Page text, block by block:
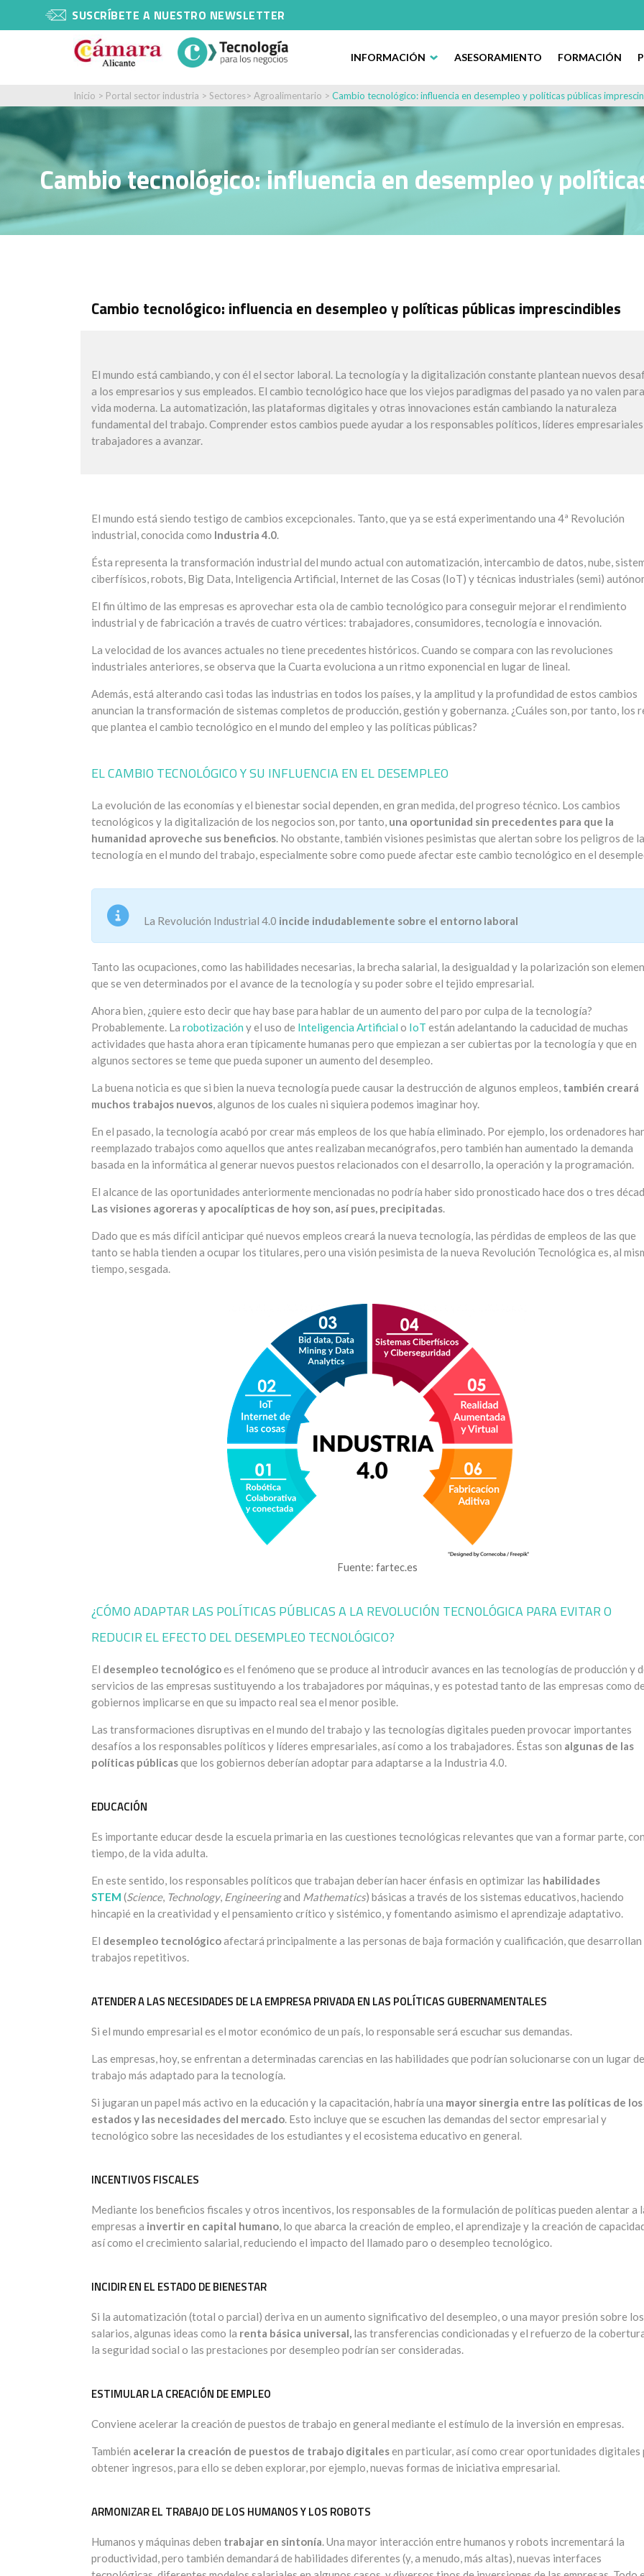
SUSCRÍBETE A NUESTRO NEWSLETTER
INFORMACIÓN ASESORAMIENTO FORMACIÓN
Inicio > Portal sector industria > Sectores> Agroalimentario > Cambio tecnológico: influencia en desempleo y políticas públicas
Cambio tecnológico: influencia en desempleo y
Cambio tecnológico: influencia en desempleo y políticas públicas imprescindibles
El mundo está cambiando, y con él el sector laboral. La tecnología y la digitalización constante plantean nuevos
a los empresarios y sus empleados. El cambio tecnológico hace que los viejos paradigmas del pasado ya no valen
vida moderna. La automatización, las plataformas digitales y otras innovaciones están cambiando la naturaleza
fundamental del trabajo. Comprender estos cambios puede ayudar a los responsables políticos, líderes
trabajadores a avanzar.
El mundo está siendo testigo de cambios excepcionales. Tanto, que ya se está experimentando una 4ª Revolución
industrial, conocida como Industria 4.0.
Ésta representa la transformación industrial del mundo actual con automatización, intercambio de datos, nube,
ciberfísicos, robots, Big Data, Inteligencia Artificial, Internet de las Cosas (IoT) y técnicas industriales (semi)
El fin último de las empresas es aprovechar esta ola de cambio tecnológico para conseguir mejorar el rendimiento
industrial y de fabricación a través de cuatro vértices: trabajadores, consumidores, tecnología e innovación.
La velocidad de los avances actuales no tiene precedentes históricos. Cuando se compara con las revoluciones
industriales anteriores, se observa que la Cuarta evoluciona a un ritmo exponencial en lugar de lineal.
Además, está alterando casi todas las industrias en todos los países, y la amplitud y la profundidad de estos cambios
anuncian la transformación de sistemas completos de producción, gestión y gobernanza. ¿Cuáles son, por tanto, los
que plantea el cambio tecnológico en el mundo del empleo y las políticas públicas?
EL CAMBIO TECNOLÓGICO Y SU INFLUENCIA EN EL DESEMPLEO
La evolución de las economías y el bienestar social dependen, en gran medida, del progreso técnico. Los cambios
tecnológicos y la digitalización de los negocios son, por tanto, una oportunidad sin precedentes para que la
humanidad aproveche sus beneficios. No obstante, también visiones pesimistas que alertan sobre los peligros de la
tecnología en el mundo del trabajo, especialmente sobre como puede afectar este cambio tecnológico en el
La Revolución Industrial 4.0 incide indudablemente sobre el entorno laboral
Tanto las ocupaciones, como las habilidades necesarias, la brecha salarial, la desigualdad y la polarización son
que se ven determinados por el avance de la tecnología y su poder sobre el tejido empresarial.
Ahora bien, ¿quiere esto decir que hay base para hablar de un aumento del paro por culpa de la tecnología?
Probablemente. La robotización y el uso de Inteligencia Artificial o IoT están adelantando la caducidad de muchas
actividades que hasta ahora eran típicamente humanas pero que empiezan a ser cubiertas por la tecnología y que en
algunos sectores se teme que pueda suponer un aumento del desempleo.
La buena noticia es que si bien la nueva tecnología puede causar la destrucción de algunos empleos, también creará
muchos trabajos nuevos, algunos de los cuales ni siquiera podemos imaginar hoy.
En el pasado, la tecnología acabó por crear más empleos de los que había eliminado. Por ejemplo, los ordenadores
reemplazado trabajos como aquellos que antes realizaban mecanógrafos, pero también han aumentado la demanda
basada en la informática al generar nuevos puestos relacionados con el desarrollo, la operación y la programación.
El alcance de las oportunidades anteriormente mencionadas no podría haber sido pronosticado hace dos o tres
Las visiones agoreras y apocalípticas de hoy son, así pues, precipitadas.
Dado que es más difícil anticipar qué nuevos empleos creará la nueva tecnología, las pérdidas de empleos de las que
tanto se habla tienden a ocupar los titulares, pero una visión pesimista de la nueva Revolución Tecnológica es, al
tiempo, sesgada.
Fuente: fartec.es
¿CÓMO ADAPTAR LAS POLÍTICAS PÚBLICAS A LA REVOLUCIÓN TECNOLÓGICA PARA EVITAR O
REDUCIR EL EFECTO DEL DESEMPLEO TECNOLÓGICO?
El desempleo tecnológicoes el fenómeno que se produce al introducir avances en las tecnologías de producción y
servicios de las empresas sustituyendo a los trabajadores por máquinas, y es potestad tanto de las empresas como
gobiernos implicarse en que su impacto real sea el menor posible.
Las transformaciones disruptivas en el mundo del trabajo y las tecnologías digitales pueden provocar importantes
desafíos a los responsables políticos y líderes empresariales, así como a los trabajadores. Éstas son algunas de las
políticas públicasque los gobiernos deberían adoptar para adaptarse a la Industria 4.0.
EDUCACIÓN
Es importante educar desde la escuela primaria en las cuestiones tecnológicas relevantes que van a formar parte,
tiempo, de la vida adulta.
En este sentido, los responsables políticos que trabajan deberían hacer énfasis en optimizar las habilidades
STEM (Science, Technology, Engineeringand Mathematics) básicas a través de los sistemas educativos, haciendo
hincapié en la creatividad y el pensamiento crítico y sistémico, y fomentando asimismo el aprendizaje adaptativo.
El desempleo tecnológicoafectará principalmente a las personas de baja formación y cualificación, que desarrollan
trabajos repetitivos.
ATENDER A LAS NECESIDADES DE LA EMPRESA PRIVADA EN LAS POLÍTICAS GUBERNAMENTALES
Si el mundo empresarial es el motor económico de un país, lo responsable será escuchar sus demandas.
Las empresas, hoy, se enfrentan a determinadas carencias en las habilidades que podrían solucionarse con un lugar de
trabajo más adaptado para la tecnología.
Si jugaran un papel más activo en la educación y la capacitación, habría una mayor sinergia entre las políticas de los
estados y las necesidades del mercado. Esto incluye que se escuchen las demandas del sector empresarial y
tecnológico sobre las necesidades de los estudiantes y el ecosistema educativo en general.
INCENTIVOS FISCALES
Mediante los beneficios fiscales y otros incentivos, los responsables de la formulación de políticas pueden alentar a
empresas a invertir en capital humano, lo que abarca la creación de empleo, el aprendizaje y la creación de
así como el crecimiento salarial, reduciendo el impacto del llamado paro o desempleo tecnológico.
INCIDIR EN EL ESTADO DE BIENESTAR
Si la automatización (total o parcial) deriva en un aumento significativo del desempleo, o una mayor presión sobre los
salarios, algunas ideas como la renta básica universal, las transferencias condicionadas y el refuerzo de la
la seguridad social o las prestaciones por desempleo podrían ser consideradas.
ESTIMULAR LA CREACIÓN DE EMPLEO
Conviene acelerar la creación de puestos de trabajo en general mediante el estímulo de la inversión en empresas.
También acelerar la creación de puestos de trabajo digitalesen particular, así como crear oportunidades digitales
obtener ingresos, para ello se deben explorar, por ejemplo, nuevas formas de iniciativa empresarial.
ARMONIZAR EL TRABAJO DE LOS HUMANOS Y LOS ROBOTS
Humanos y máquinas deben trabajar en sintonía. Una mayor interacción entre humanos y robots incrementará la
productividad, pero también demandará de habilidades diferentes (y, a menudo, más altas), nuevas interfaces